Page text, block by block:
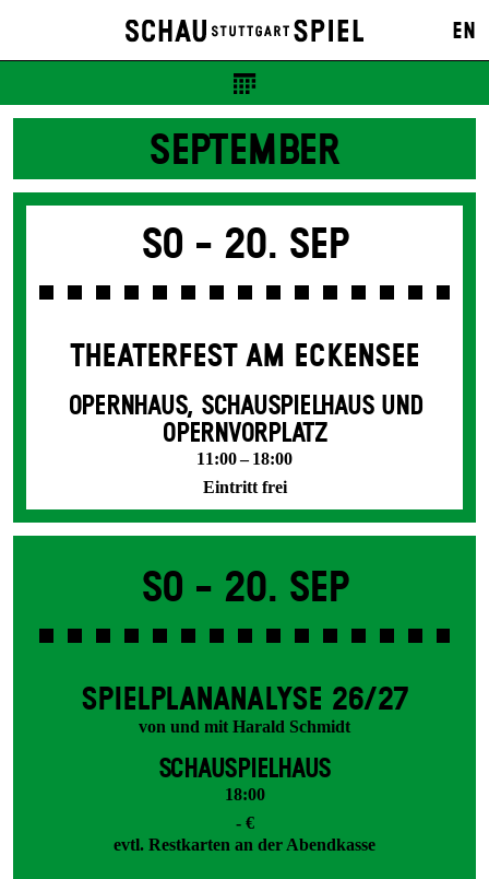
EN
SEPTEMBER
So - 20. Sep
THEATERFEST AM ECKENSEE
OPERNHAUS, SCHAUSPIELHAUS UND
OPERNVORPLATZ
11:00 – 18:00
Eintritt frei
So - 20. Sep
SPIEL­PLAN­ANALYSE 26/27
von und mit Harald Schmidt
SCHAUSPIELHAUS
18:00
- €
evtl. Restkarten an der Abendkasse